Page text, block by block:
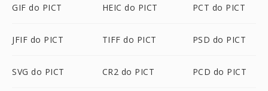
GIF do PICT HEIC do PICT PCT do PICT
JFIF do PICT TIFF do PICT PSD do PICT
SVG do PICT CR2 do PICT PCD do PICT